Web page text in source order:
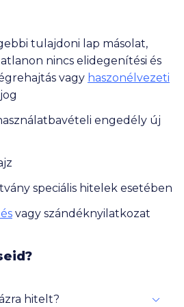
tulajdoni lap másolat,
nincs elidegenítési és
vagy haszonélvezeti
engedély új
speciális hitelek esetében
vagy szándéknyilatkozat
hitelt?